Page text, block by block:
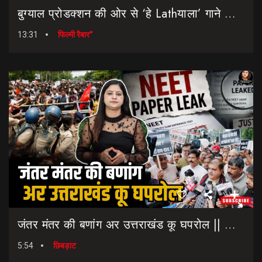
बुग्याल प्रोडक्शन की ओर से ‘हे Lathयाला’ गाने की शानदार लॉन्चिंग || Hey Lathyala || Garhwali Song
13:31 फिल्मी रैबार"
जंतर मंतर की बणांग अर उत्तराखंड कू घपरोल || NEET Paper Leak || Dharmendra Pradhan Resigns
5:54 छिबड़ाट